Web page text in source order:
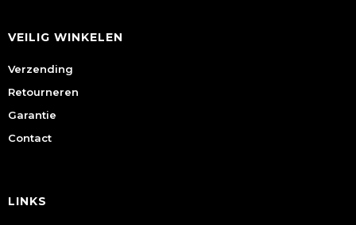
VEILIG WINKELEN
Verzending
Retourneren
Garantie
Contact
LINKS